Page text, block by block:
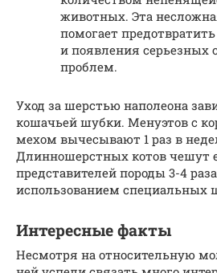
животных. Эта
помогает
и появления серьезных
проблем.
Уход за шерстью наполеона
кошачьей шубки. Менуэтов с
мехом вычесывают 1 раз в
Длинношерстных котов чешут
представителей породы 3-4
использованием специальных
Интересные факты
Несмотря на относительную